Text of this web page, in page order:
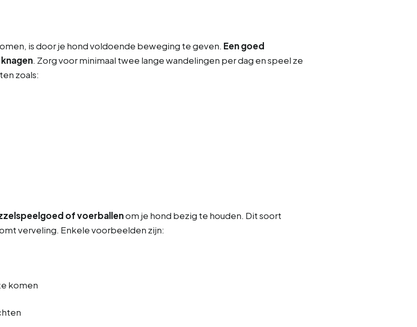
is door je hond voldoende beweging te geven. Een goed
. Zorg voor minimaal twee lange wandelingen per dag en speel ze
zoals:
of voerballenom je hond bezig te houden. Dit soort
verveling. Enkele voorbeelden zijn:
komen